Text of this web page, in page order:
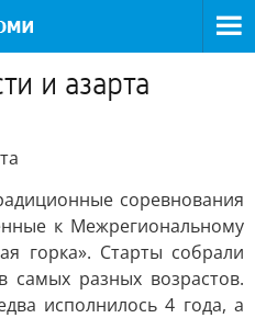
и азарта
соревнования
к Межрегиональному
горка». Старты собрали
самых разных возрастов.
исполнилось 4 года, а